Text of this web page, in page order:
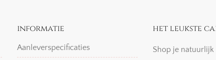
informatie
Aanleverspecificaties
het leukste
Shop je